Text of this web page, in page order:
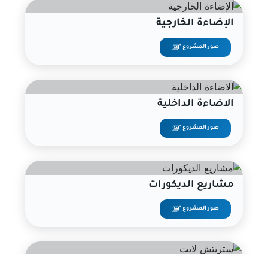
الإضاءة الخارجية
صور المشروع "
الاضاءة الداخلية
صور المشروع "
مشاريع الديكورات
صور المشروع "